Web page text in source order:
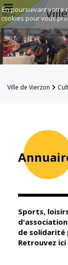
Menu
Mairie
Élus
Ville de Vierzon
Sports,
de solidarité
Retrouvez
En poursuivant votre
cookies pour vous